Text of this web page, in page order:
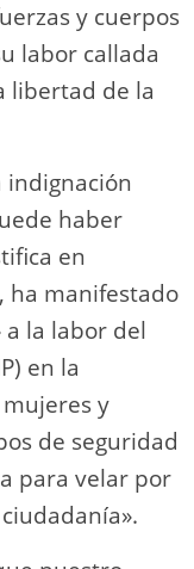
y cuerpos
labor callada
libertad de la
indignación
haber
en
ha manifestado
a la labor del
en la
y
de seguridad
para velar por